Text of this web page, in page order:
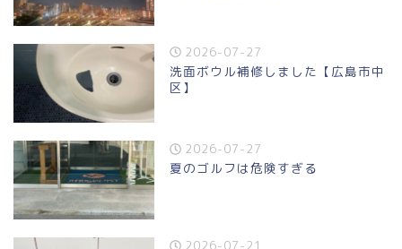
2026-07-27
洗面ボウル補修しました【広島市中
区】
2026-07-27
夏のゴルフは危険すぎる
2026-07-21